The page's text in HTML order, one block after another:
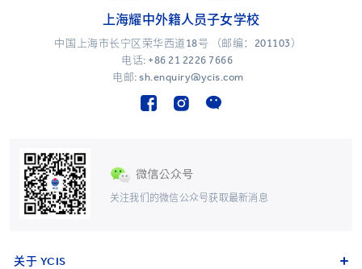
关注我们的微信公众号获取最新消息
上海耀中外籍人员子女学校
中国上海市长宁区荣华西道18号 （邮编：201103）
电话: +86 21 2226 7666
电邮: sh.enquiry@ycis.com
关于 YCIS